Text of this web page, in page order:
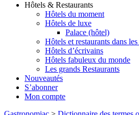
Hôtels & Restaurants
Hôtels du moment
Hôtels de luxe
Palace (hôtel)
Hôtels et restaurants dans
Hôtels d’écrivains
Hôtels fabuleux du monde
Les grands Restaurants
Nouveautés
S’abonner
Mon compte